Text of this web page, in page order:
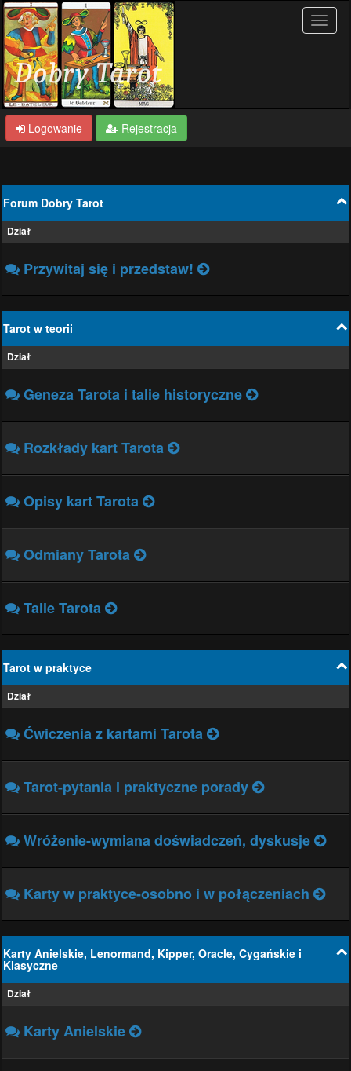
Logowanie Rejestracja
Forum Dobry Tarot
Dział
Przywitaj się i przedstaw!
Tarot w teorii
Dział
Geneza Tarota i talie historyczne
Rozkłady kart Tarota
Opisy kart Tarota
Odmiany Tarota
Talie Tarota
Tarot w praktyce
Dział
Ćwiczenia z kartami Tarota
Tarot-pytania i praktyczne porady
Wróżenie-wymiana doświadczeń, dyskusje
Karty w praktyce-osobno i w połączeniach
Karty Anielskie, Lenormand, Kipper, Oracle, Cygańskie i
Klasyczne
Dział
Karty Anielskie